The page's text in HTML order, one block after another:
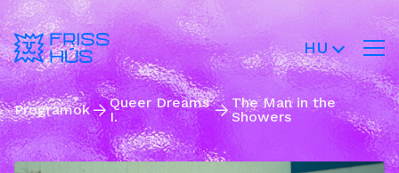
HU
Programok
Queer Dreams
I.
The Man in the
Showers